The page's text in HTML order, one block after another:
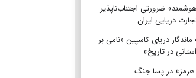
ضرورتی اجتناب‌ناپذیر
دریایی ایران
دریای کاسپین «نامی بر
در تاریخ»
هرمز» در پسا جنگ